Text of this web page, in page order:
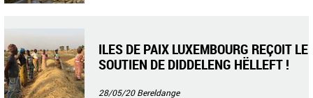
ILES DE PAIX LUXEMBOURG REÇOIT LE
SOUTIEN DE DIDDELENG HËLLEFT !
28/05/20Bereldange